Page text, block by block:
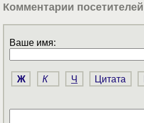
Комментарии посетителей
Ваше имя:
Ж К Ч Цитата